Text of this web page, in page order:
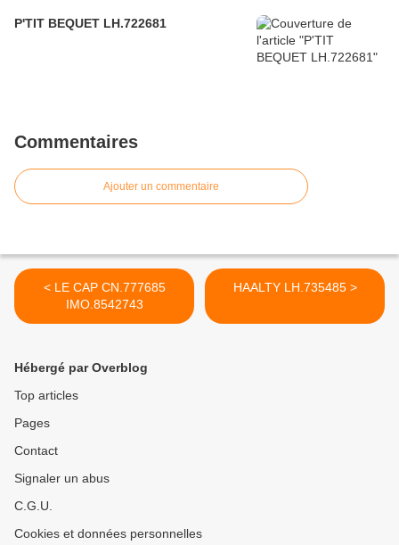
P'TIT BEQUET LH.722681
Commentaires
Ajouter un commentaire
< LE CAP CN.777685
IMO.8542743
HAALTY LH.735485 >
Hébergé par Overblog
Top articles
Pages
Contact
Signaler un abus
C.G.U.
Cookies et données personnelles